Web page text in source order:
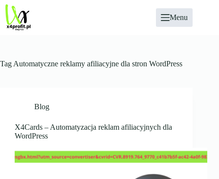
Przejdź
do
treści
Menu
Tag Automatyczne reklamy afiliacyjne dla stron WordPress
Blog
X4Cards – Automatyzacja reklam afiliacyjnych dla
WordPress